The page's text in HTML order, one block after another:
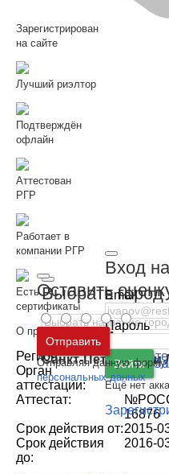
Выбрать город
Москва и
Санкт-Петербург и
Вход
Email
Пароль
Войти
Ещё нет
Зарегистрирован
на сайте
Лучший риэлтор
Подтверждён
офлайн
Аттестован
РГР
Работает в
компании РГР
Есть
сертификаты
О профессионале
Регион:
г.
Орган
аттестации:
РГР
Аттестат:
16876
Срок действия от:2015-
Срок действия
до:
2016-
Оставить
Отправить
Отправляя данную форму,
персональных данных